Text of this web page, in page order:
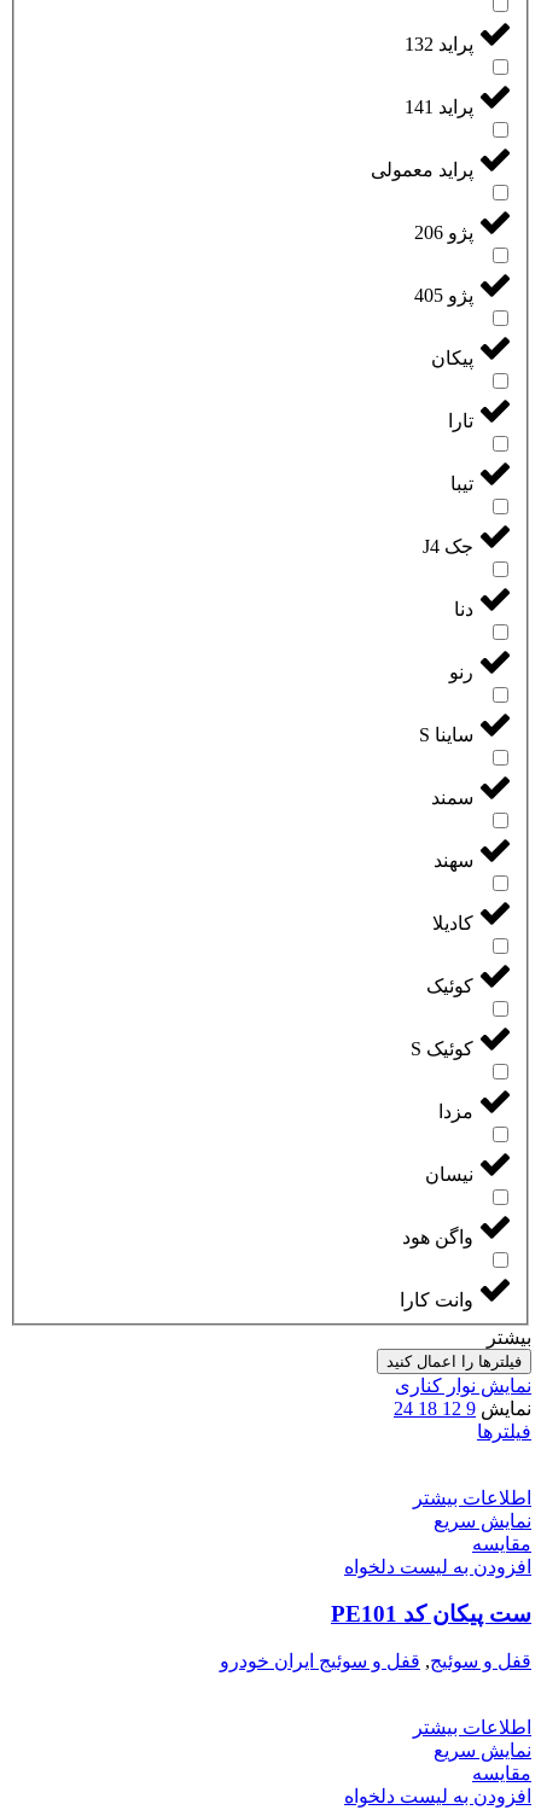
پراید 132
پراید 141
پراید معمولی
پژو 206
پژو 405
پیکان
تارا
تیبا
جک J4
دنا
رنو
ساینا S
سمند
سهند
کادیلا
کوئیک
کوئیک S
مزدا
نیسان
واگن هود
وانت کارا
بیشتر
فیلترها را اعمال کنید
نمایش نوار کناری
نمایش 9
12
18
24
فیلترها
اطلاعات بیشتر
نمایش سریع
مقایسه
افزودن به لیست دلخواه
ست پیکان کد PE101
قفل و سوئیج, قفل و سوئیج ایران خودرو
اطلاعات بیشتر
نمایش سریع
مقایسه
افزودن به لیست دلخواه